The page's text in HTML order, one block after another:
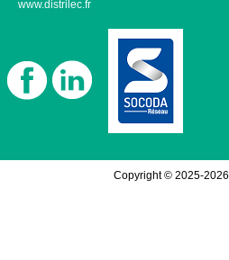
www.distrilec.fr
Copyright © 2025-2026